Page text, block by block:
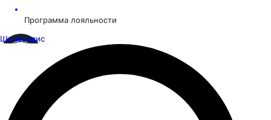
Программа лояльности
Шинсервис